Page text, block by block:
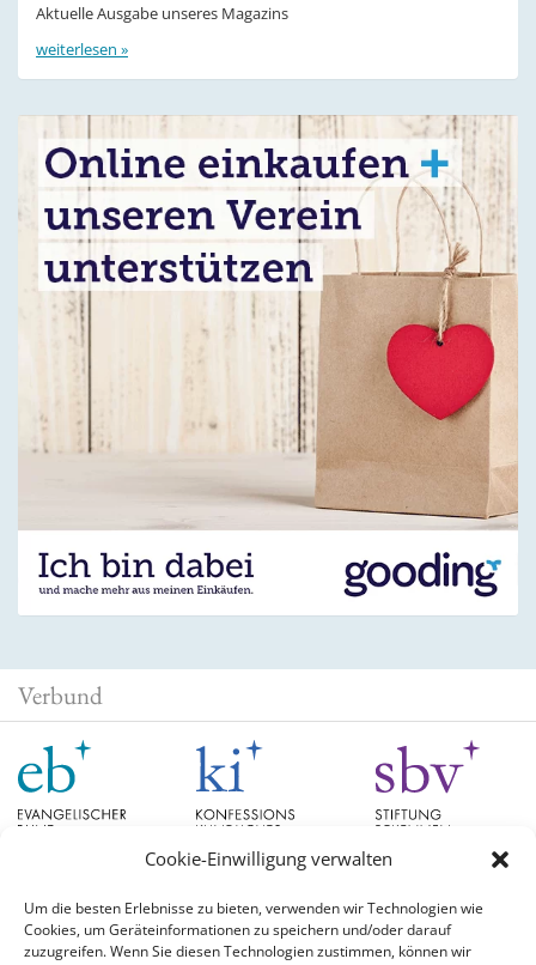
Cookie-Einwilligung verwalten
Um die besten Erlebnisse zu bieten, verwenden wir Technologien wie
Cookies, um Geräteinformationen zu speichern und/oder darauf
zuzugreifen. Wenn Sie diesen Technologien zustimmen, können wir
Aktuelle Ausgabe unseres Magazins
weiterlesen »
Verbund
Schlagwörter